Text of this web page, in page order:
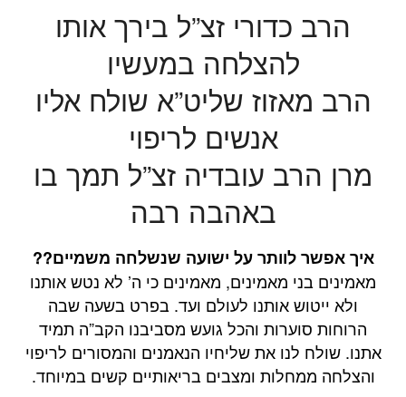
הרב כדורי זצ”ל בירך אותו
להצלחה במעשיו
הרב מאזוז שליט”א שולח אליו
אנשים לריפוי
מרן הרב עובדיה זצ”ל תמך בו
באהבה רבה
איך אפשר לוותר על ישועה שנשלחה משמיים??
מאמינים בני מאמינים, מאמינים כי ה’ לא נטש אותנו
ולא ייטוש אותנו לעולם ועד. בפרט בשעה שבה
הרוחות סוערות והכל גועש מסביבנו הקב”ה תמיד
אתנו. שולח לנו את שליחיו הנאמנים והמסורים לריפוי
והצלחה ממחלות ומצבים בריאותיים קשים במיוחד.